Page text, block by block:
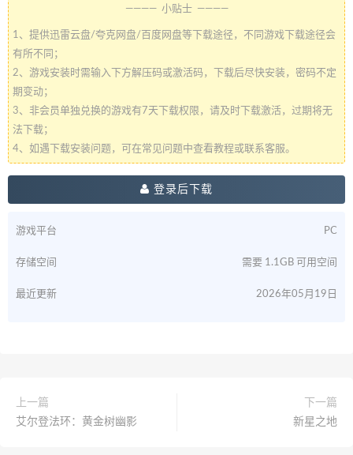
———— 小贴士 ————
1、提供迅雷云盘/夸克网盘/百度网盘等下载途径，不同游戏下载途径会
有所不同；
2、游戏安装时需输入下方解压码或激活码，下载后尽快安装，密码不定
期变动；
3、非会员单独兑换的游戏有7天下载权限，请及时下载激活，过期将无
法下载；
4、如遇下载安装问题，可在常见问题中查看教程或联系客服。
登录后下载
游戏平台 PC
存储空间 需要 1.1GB 可用空间
最近更新 2026年05月19日
上一篇
艾尔登法环：黄金树幽影
下一篇
新星之地